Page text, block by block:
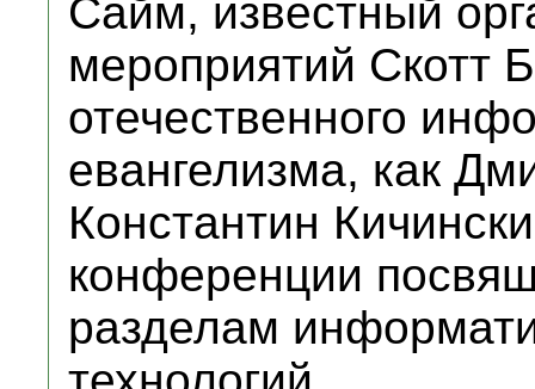
Сайм, известный
мероприятий Скотт
отечественного
евангелизма, как
Константин
конференции
разделам